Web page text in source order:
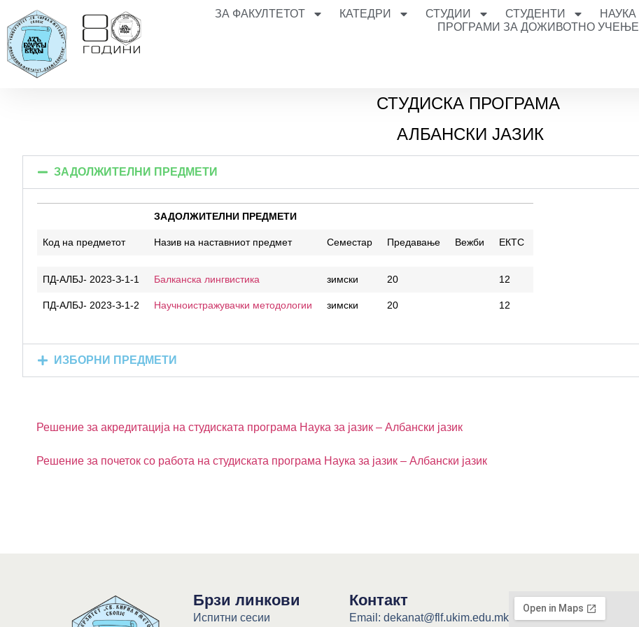
ЗА ФАКУЛТЕТОТ КАТЕДРИ СТУДИИ СТУДЕНТИ НАУКА
ПРОГРАМИ ЗА ДОЖИВОТНО УЧЕЊЕ
СТУДИСКА ПРОГРАМА
АЛБАНСКИ ЈАЗИК
ЗАДОЛЖИТЕЛНИ ПРЕДМЕТИ
ЗАДОЛЖИТЕЛНИ ПРЕДМЕТИ
ЗАДОЛЖИТЕЛНИ ПРЕДМЕТИ
Код на предметот Назив на наставниот предмет Семестар Предавање Вежби ЕКТС
ПД-АЛБЈ- 2023-З-1-1 Балканска лингвистика зимски 20 12
ПД-АЛБЈ- 2023-З-1-2 Научноистражувачки методологии зимски 20 12
ИЗБОРНИ ПРЕДМЕТИ
Решение за акредитација на студиската програма Наука за јазик – Албански јазик
Решение за почеток со работа на студиската програма Наука за јазик – Албански јазик
Брзи линкови
Испитни сесии
Контакт
Email: dekanat@flf.ukim.edu.mk